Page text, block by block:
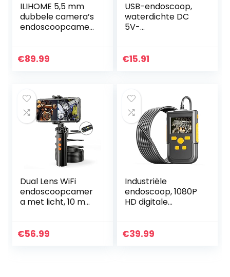
ILIHOME 5,5 mm
dubbele camera’s
endoscoopcamer
camera, dual lens-
€89.99
USB-endoscoop,
waterdichte DC
5V-
(11,5 ft))
€15.91
Dual Lens WiFi
endoscoopcamer
a met licht, 10 m
inspectiecamera
€56.99
Industriële
endoscoop, 1080P
HD digitale
met IP67
€39.99